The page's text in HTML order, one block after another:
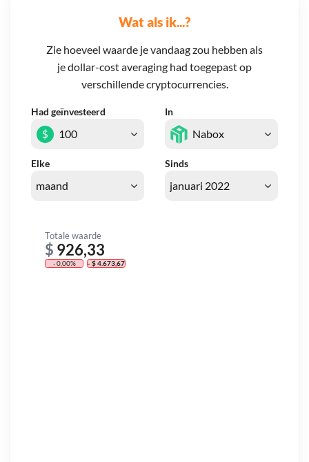
Wat als ik...?
Zie hoeveel waarde je vandaag zou hebben als
je dollar-cost averaging had toegepast op
verschillende cryptocurrencies.
Had geïnvesteerd In
Elke Sinds
$
Totale waarde
$ 926,33
- 0,00% - $ 4.673,67